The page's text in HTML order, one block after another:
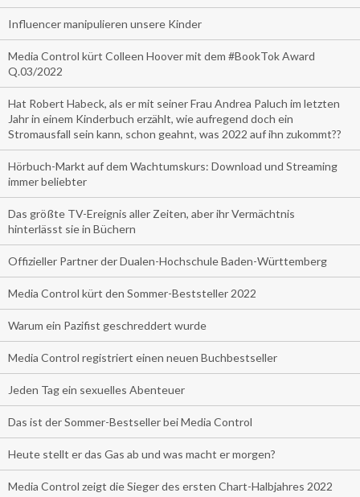
Influencer manipulieren unsere Kinder
Media Control kürt Colleen Hoover mit dem #BookTok Award
Q.03/2022
Hat Robert Habeck, als er mit seiner Frau Andrea Paluch im letzten
Jahr in einem Kinderbuch erzählt, wie aufregend doch ein
Stromausfall sein kann, schon geahnt, was 2022 auf ihn zukommt??
Hörbuch-Markt auf dem Wachtumskurs: Download und Streaming
immer beliebter
Das größte TV-Ereignis aller Zeiten, aber ihr Vermächtnis
hinterlässt sie in Büchern
Offizieller Partner der Dualen-Hochschule Baden-Württemberg
Media Control kürt den Sommer-Beststeller 2022
Warum ein Pazifist geschreddert wurde
Media Control registriert einen neuen Buchbestseller
Jeden Tag ein sexuelles Abenteuer
Das ist der Sommer-Bestseller bei Media Control
Heute stellt er das Gas ab und was macht er morgen?
Media Control zeigt die Sieger des ersten Chart-Halbjahres 2022